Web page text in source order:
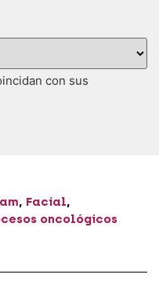
con sus
, Facial,
oncológicos